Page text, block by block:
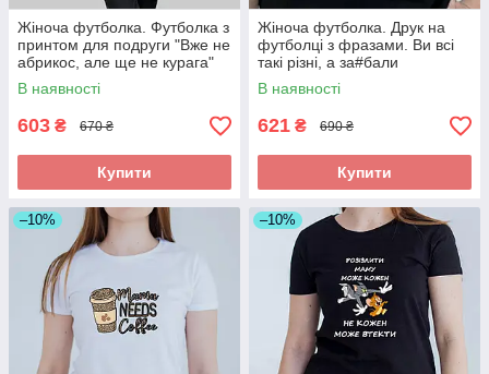
Жіноча футболка. Футболка з
принтом для подруги "Вже не
абрикос, але ще не курага"
В наявності
603 ₴ 670 ₴
Купити
Жіноча футболка. Друк на
футболці з фразами. Ви всі
такі різні, а за#бали
однаково.
В наявності
621 ₴ 690 ₴
Купити
–10% –10%